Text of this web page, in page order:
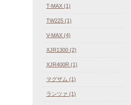
T-MAX (1)
TW225 (1)
V-MAX (4)
XJR1300 (2)
XJR400R (1)
マグザム (1)
ランツァ (1)